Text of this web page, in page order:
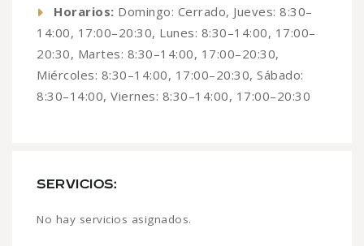
Horarios: Domingo: Cerrado, Jueves: 8:30–
14:00, 17:00–20:30, Lunes: 8:30–14:00, 17:00–
20:30, Martes: 8:30–14:00, 17:00–20:30,
Miércoles: 8:30–14:00, 17:00–20:30, Sábado:
8:30–14:00, Viernes: 8:30–14:00, 17:00–20:30
SERVICIOS:
No hay servicios asignados.